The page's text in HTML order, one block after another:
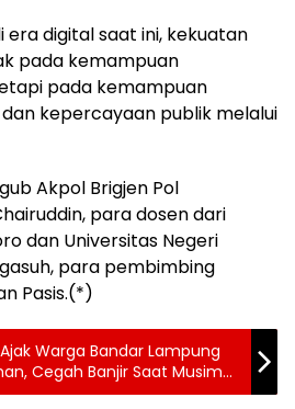
era digital saat ini, kekuatan
pada kemampuan
pada kemampuan
kepercayaan publik melalui
Akpol Brigjen Pol
para dosen dari
dan Universitas Negeri
para pembimbing
Pasis.(*)
Warga Bandar Lampung
Cegah Banjir Saat Musim